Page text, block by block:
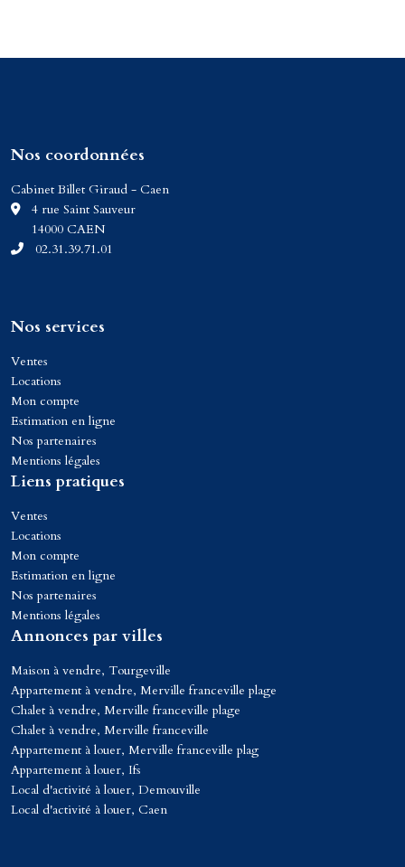
Nos coordonnées
Cabinet Billet Giraud - Caen
4 rue Saint Sauveur
14000 CAEN
02.31.39.71.01
Nos services
Ventes
Locations
Mon compte
Estimation en ligne
Nos partenaires
Mentions légales
Liens pratiques
Ventes
Locations
Mon compte
Estimation en ligne
Nos partenaires
Mentions légales
Annonces par villes
Maison à vendre, Tourgeville
Appartement à vendre, Merville franceville plage
Chalet à vendre, Merville franceville plage
Chalet à vendre, Merville franceville
Appartement à louer, Merville franceville plag
Appartement à louer, Ifs
Local d'activité à louer, Demouville
Local d'activité à louer, Caen